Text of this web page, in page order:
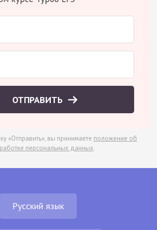
ОТПРАВИТЬ
«Отправить», вы принимаете положение об
персональных данных.
Русский язык